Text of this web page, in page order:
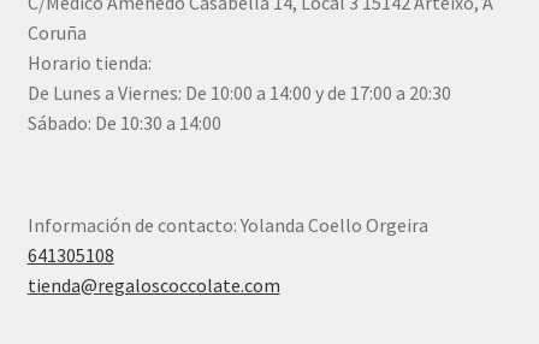
Coruña
Horario tienda:
De Lunes a Viernes: De 10:00 a 14:00 y de 17:00 a 20:30
Sábado: De 10:30 a 14:00
Información de contacto: Yolanda Coello Orgeira
641305108
tienda@regaloscoccolate.com